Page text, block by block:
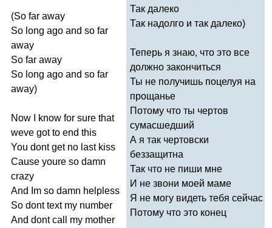
(So far away
So long ago and so far
away
So far away
So long ago and so far
away)
Now know for sure that
weve got to end this
You dont get no last kiss
Cause youre so damn
crazy
And
Im so damn helpless
So dont text my number
And dont call my mother
Так далеко
Так надолго и так далеко)
Теперь я знаю, что это все
должно закончиться
Ты не получишь поцелуя на
прощанье
Потому что ты чертов
сумасшедший
А я так чертовски
беззащитна
Так что не пиши мне
И не звони моей маме
Я не могу видеть тебя сейчас
Потому что это конец